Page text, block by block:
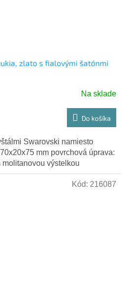
zlato s fialovými šatónmi
Na sklade
Do košíka
Swarovski namiesto
mm povrchová úprava:
výstelkou
Kód: 216087